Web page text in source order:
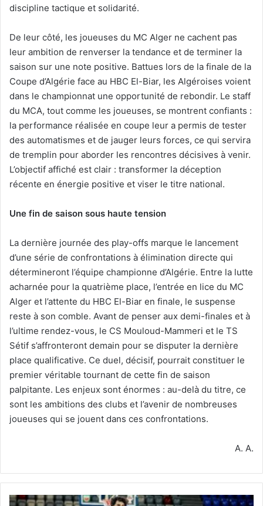
discipline tactique et solidarité.
De leur côté, les joueuses du MC Alger ne cachent pas
leur ambition de renverser la tendance et de terminer la
saison sur une note positive. Battues lors de la finale de la
Coupe d’Algérie face au HBC El-Biar, les Algéroises voient
dans le championnat une opportunité de rebondir. Le staff
du MCA, tout comme les joueuses, se montrent confiants :
la performance réalisée en coupe leur a permis de tester
des automatismes et de jauger leurs forces, ce qui servira
de tremplin pour aborder les rencontres décisives à venir.
L’objectif affiché est clair : transformer la déception
récente en énergie positive et viser le titre national.
Une fin de saison sous haute tension
La dernière journée des play-offs marque le lancement
d’une série de confrontations à élimination directe qui
détermineront l’équipe championne d’Algérie. Entre la lutte
acharnée pour la quatrième place, l’entrée en lice du MC
Alger et l’attente du HBC El-Biar en finale, le suspense
reste à son comble. Avant de penser aux demi-finales et à
l’ultime rendez-vous, le CS Mouloud-Mammeri et le TS
Sétif s’affronteront demain pour se disputer la dernière
place qualificative. Ce duel, décisif, pourrait constituer le
premier véritable tournant de cette fin de saison
palpitante. Les enjeux sont énormes : au-delà du titre, ce
sont les ambitions des clubs et l’avenir de nombreuses
joueuses qui se jouent dans ces confrontations.
A. A.
Un